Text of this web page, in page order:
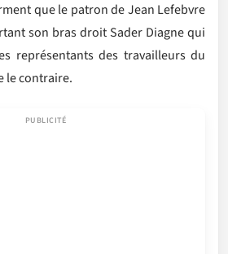
que le patron de Jean Lefebvre
son bras droit Sader Diagne qui
représentants des travailleurs du
le contraire.